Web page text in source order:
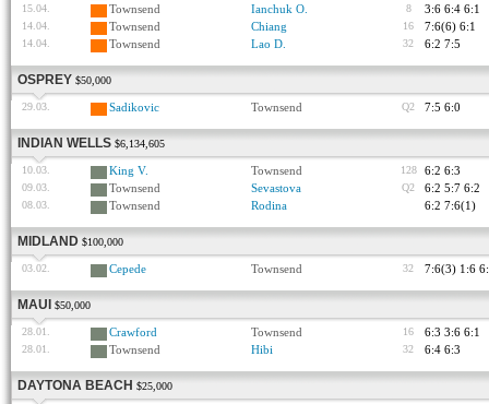
15.04. Townsend Ianchuk O. 8 3:6 6:4 6:1
14.04. Townsend Chiang 16 7:6(6) 6:1
14.04. Townsend Lao D. 32 6:2 7:5
OSPREY $50,000
29.03. Sadikovic Townsend Q2 7:5 6:0
INDIAN WELLS $6,134,605
10.03. King V. Townsend 128 6:2 6:3
09.03. Townsend Sevastova Q2 6:2 5:7 6:2
08.03. Townsend Rodina 6:2 7:6(1)
MIDLAND $100,000
03.02. Cepede Townsend 32 7:6(3) 1:6
MAUI $50,000
28.01. Crawford Townsend 16 6:3 3:6 6:1
28.01. Townsend Hibi 32 6:4 6:3
DAYTONA BEACH $25,000